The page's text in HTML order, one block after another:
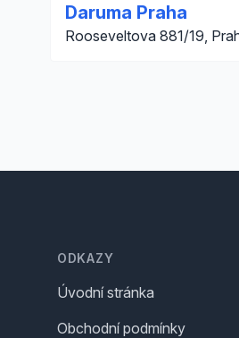
Daruma Praha
Rooseveltova 881/19,
ODKAZY
Úvodní stránka
Obchodní podmínky